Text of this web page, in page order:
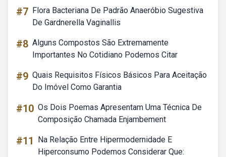
#7 Flora Bacteriana De Padrão Anaeróbio Sugestiva
De Gardnerella Vaginallis
#8 Alguns Compostos São Extremamente
Importantes No Cotidiano Podemos Citar
#9 Quais Requisitos Físicos Básicos Para Aceitação
Do Imóvel Como Garantia
#10 Os Dois Poemas Apresentam Uma Técnica De
Composição Chamada Enjambement
#11
Na Relação Entre Hipermodernidade E
Hiperconsumo Podemos Considerar Que: